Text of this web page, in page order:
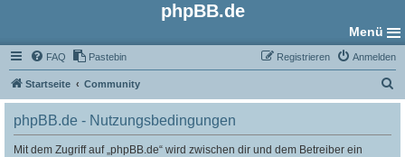
phpBB.de
Menü
FAQ Pastebin Anmelden
Registrieren
Startseite Community
u
phpBB.de - Nutzungsbedingungen
Mit dem Zugriff auf „phpBB.de“ wird zwischen dir und dem Betreiber ein